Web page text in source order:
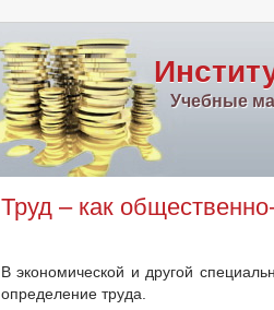
Учебные
Труд – как
В экономической и другой
определение труда.